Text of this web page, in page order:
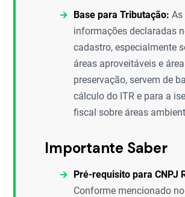
Base para Tributação: As
informações declaradas
cadastro, especialmente
áreas aproveitáveis e
preservação, servem de
cálculo do ITR e para a
fiscal sobre áreas
Importante Saber
Pré-requisito para CNPJ
Conforme mencionado